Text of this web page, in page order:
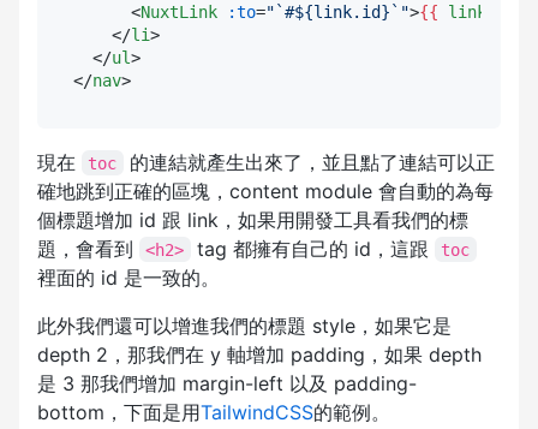
<NuxtLink :to="`#${link.id}`">{{ link.text
</li>
</ul>
</nav>
現在 toc
的連結就產生出來了，並且點了連結可以正
確地跳到正確的區塊，content module 會自動的為每
個標題增加 id 跟 link，如果用開發工具看我們的標
題，會看到
<h2> tag 都擁有自己的 id，這跟 toc
裡面的 id 是一致的。
此外我們還可以增進我們的標題 style，如果它是
depth 2，那我們在 y 軸增加 padding，如果 depth
是 3 那我們增加 margin-left 以及 padding-
bottom，下面是用TailwindCSS的範例。